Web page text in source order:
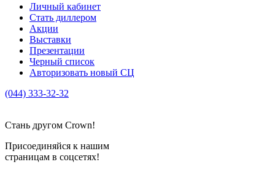
Личный кабинет
Стать диллером
Акции
Выставки
Презентации
Черный список
Авторизовать новый СЦ
(044) 333-32-32
Стань другом Crown!
Присоединяйся к нашим
страницам в соцсетях!